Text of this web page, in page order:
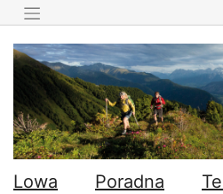
to
Lowa Poradna